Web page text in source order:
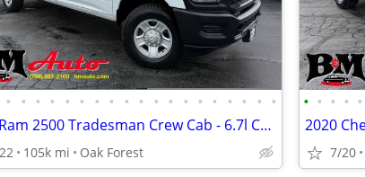
• • • • • • • • • • • • • • • • • • •
2023 Ram 2500 Tradesman Crew Cab - 6.7l Cummins Diesel!
105k mi Oak Forest
• • • • •
2020
7/20